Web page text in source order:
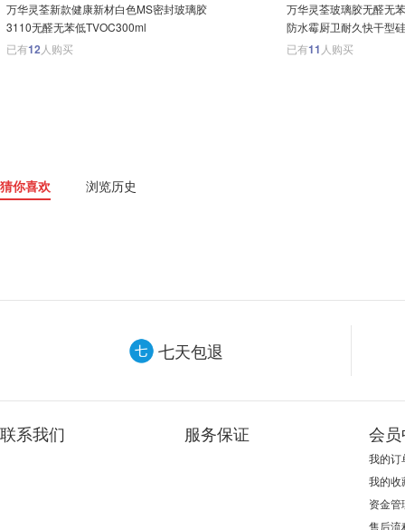
万华灵荃新款健康新材白色MS密封玻璃胶
3110无醛无苯低TVOC300ml
已有12 人购买
万华灵荃玻璃胶无醛无
防水霉厨卫耐久快干型
已有11 人购买
猜你喜欢 浏览历史
七天包退
联系我们 服务保证 会
我的订
我的收
资金管
售后流